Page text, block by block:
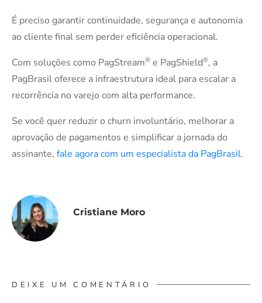
É preciso garantir continuidade, segurança e autonomia
ao cliente final sem perder eficiência operacional.
Com soluções como PagStream® e PagShield®, a
PagBrasil oferece a infraestrutura ideal para escalar a
recorrência no varejo com alta performance.
Se você quer reduzir o churn involuntário, melhorar a
aprovação de pagamentos e simplificar a jornada do
assinante, fale agora com um especialista da PagBrasil.
Cristiane Moro
DEIXE UM COMENTÁRIO